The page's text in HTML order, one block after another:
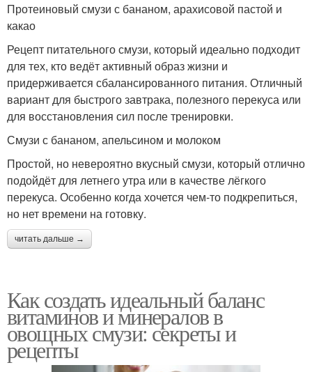
Протеиновый смузи с бананом, арахисовой пастой и
какао
Рецепт питательного смузи, который идеально подходит
для тех, кто ведёт активный образ жизни и
придерживается сбалансированного питания. Отличный
вариант для быстрого завтрака, полезного перекуса или
для восстановления сил после тренировки.
Смузи с бананом, апельсином и молоком
Простой, но невероятно вкусный смузи, который отлично
подойдёт для летнего утра или в качестве лёгкого
перекуса. Особенно когда хочется чем-то подкрепиться,
но нет времени на готовку.
читать дальше →
Как создать идеальный баланс
витаминов и минералов в
овощных смузи: секреты и
рецепты